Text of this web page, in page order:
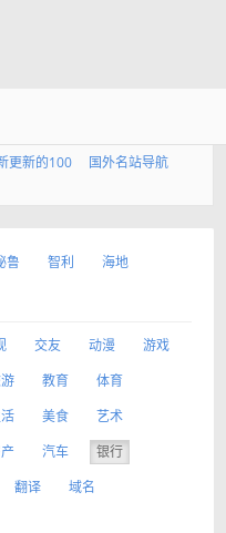
更新的100
国外名站导航
鲁 智利
海地
交友 动漫
游戏
教育
体育
美食
艺术
汽车
银行
翻译
域名